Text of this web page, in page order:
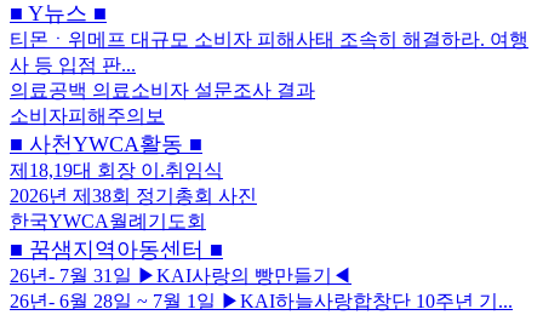
■ Y뉴스 ■
티몬ㆍ위메프 대규모 소비자 피해사태 조속히 해결하라. 여행
사 등 입점 판...
의료공백 의료소비자 설문조사 결과
소비자피해주의보
■ 사천YWCA활동 ■
제18,19대 회장 이.취임식
2026년 제38회 정기총회 사진
한국YWCA월례기도회
■ 꿈샘지역아동센터 ■
26년- 7월 31일 ▶KAI사랑의 빵만들기◀
26년- 6월 28일 ~ 7월 1일 ▶KAI하늘사랑합창단 10주년 기...